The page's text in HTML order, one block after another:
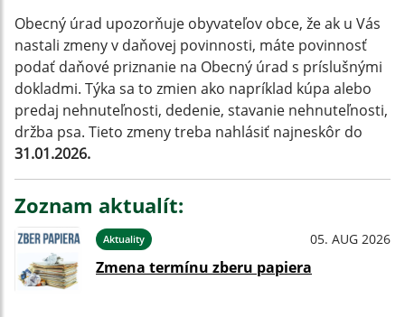
Obecný úrad upozorňuje obyvateľov obce, že ak u Vás
nastali zmeny v daňovej povinnosti, máte povinnosť
podať daňové priznanie na Obecný úrad s príslušnými
dokladmi. Týka sa to zmien ako napríklad kúpa alebo
predaj nehnuteľnosti, dedenie, stavanie nehnuteľnosti,
držba psa. Tieto zmeny treba nahlásiť najneskôr do
31.01.2026.
Zoznam aktualít:
Aktuality 05. AUG 2026
Zmena termínu zberu papiera